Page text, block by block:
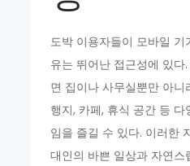
도박 이용자들이 모바일
유는 뛰어난 접근성에 있
면 집이나 사무실뿐만 아니
행지, 카페, 휴식 공간 등
임을 즐길 수 있다. 이러한
대인의 바쁜 일상과 자연